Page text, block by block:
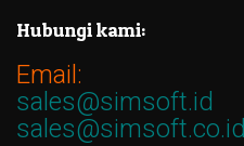
Hubungi kami:
Email:
sales@simsoft.id
sales@simsoft.co.id